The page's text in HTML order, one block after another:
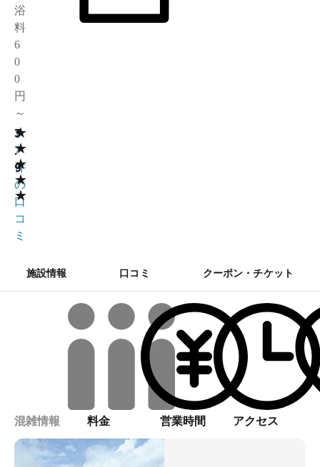
浴
料
6
0
0
円
～
★
★
★
★
★
3
.
9
1
7
件
の
口
コ
ミ
施設情報 口コミ クーポン・チケット
混雑情報 料金 営業時間 アクセス